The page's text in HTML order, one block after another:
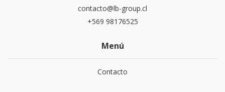
contacto@lb-group.cl
+569 98176525
Menú
Contacto